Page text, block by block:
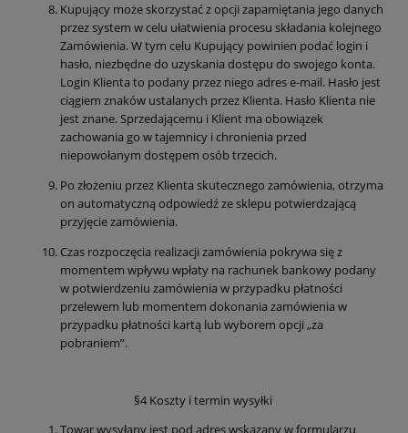
Kupujący może skorzystać z opcji zapamiętania jego danych
przez system w celu ułatwienia procesu składania kolejnego
Zamówienia. W tym celu Kupujący powinien podać login i
hasło, niezbędne do uzyskania dostępu do swojego konta.
Login Klienta to podany przez niego adres e-mail. Hasło jest
ciągiem znaków ustalanych przez Klienta. Hasło Klienta nie
jest znane. Sprzedającemu i Klient ma obowiązek
zachowania go w tajemnicy i chronienia przed
niepowołanym dostępem osób trzecich.
Po złożeniu przez Klienta skutecznego zamówienia, otrzyma
on automatyczną odpowiedź ze sklepu potwierdzającą
przyjęcie zamówienia.
Czas rozpoczęcia realizacji zamówienia pokrywa się z
momentem wpływu wpłaty na rachunek bankowy podany
w potwierdzeniu zamówienia w przypadku płatności
przelewem lub momentem dokonania zamówienia w
przypadku płatności kartą lub wyborem opcji „za
pobraniem”.
§4 Koszty i termin wysyłki
Towar wysyłany jest pod adres wskazany w formularzu